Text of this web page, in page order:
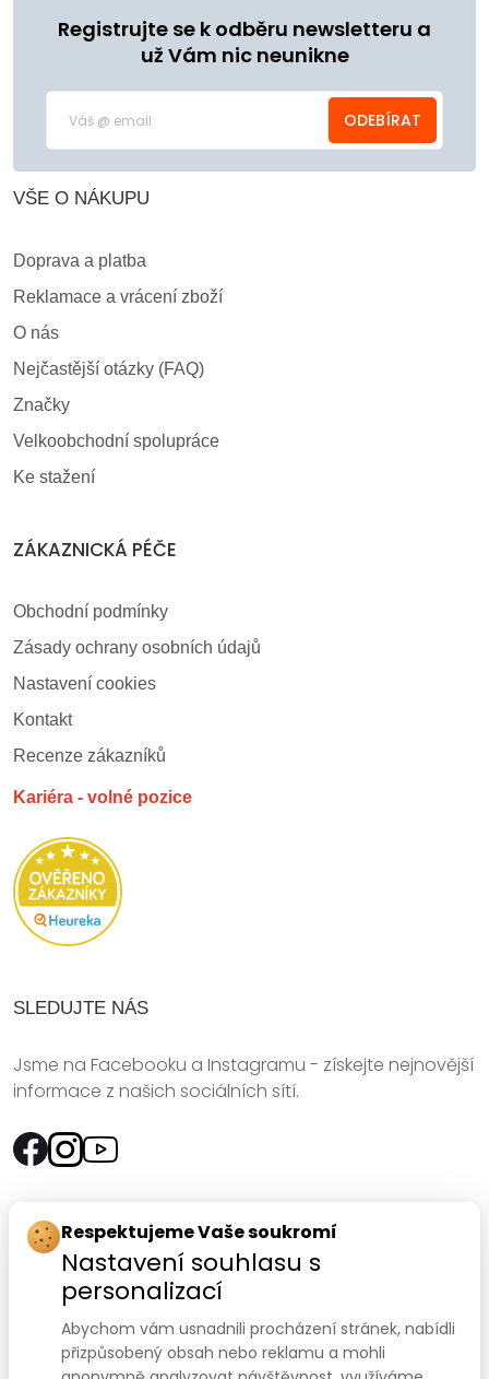
Registrujte se k odběru newsletteru a
už Vám nic neunikne
ODEBÍRAT
VŠE O NÁKUPU
Doprava a platba
Reklamace a vrácení zboží
O nás
Nejčastější otázky (FAQ)
Značky
Velkoobchodní spolupráce
Ke stažení
ZÁKAZNICKÁ PÉČE
Obchodní podmínky
Zásady ochrany osobních údajů
Nastavení cookies
Kontakt
Recenze zákazníků
Kariéra - volné pozice
SLEDUJTE NÁS
Jsme na Facebooku a Instagramu - získejte nejnovější
informace z našich sociálních sítí.
Rychlý kontakt:
SANOMED, spol. s r.o.
Palackého třída 240/75
612 00 Brno-Královo Pole
Respektujeme Vaše soukromí
Nastavení souhlasu s
personalizací
Abychom vám usnadnili procházení stránek, nabídli
přizpůsobený obsah nebo reklamu a mohli